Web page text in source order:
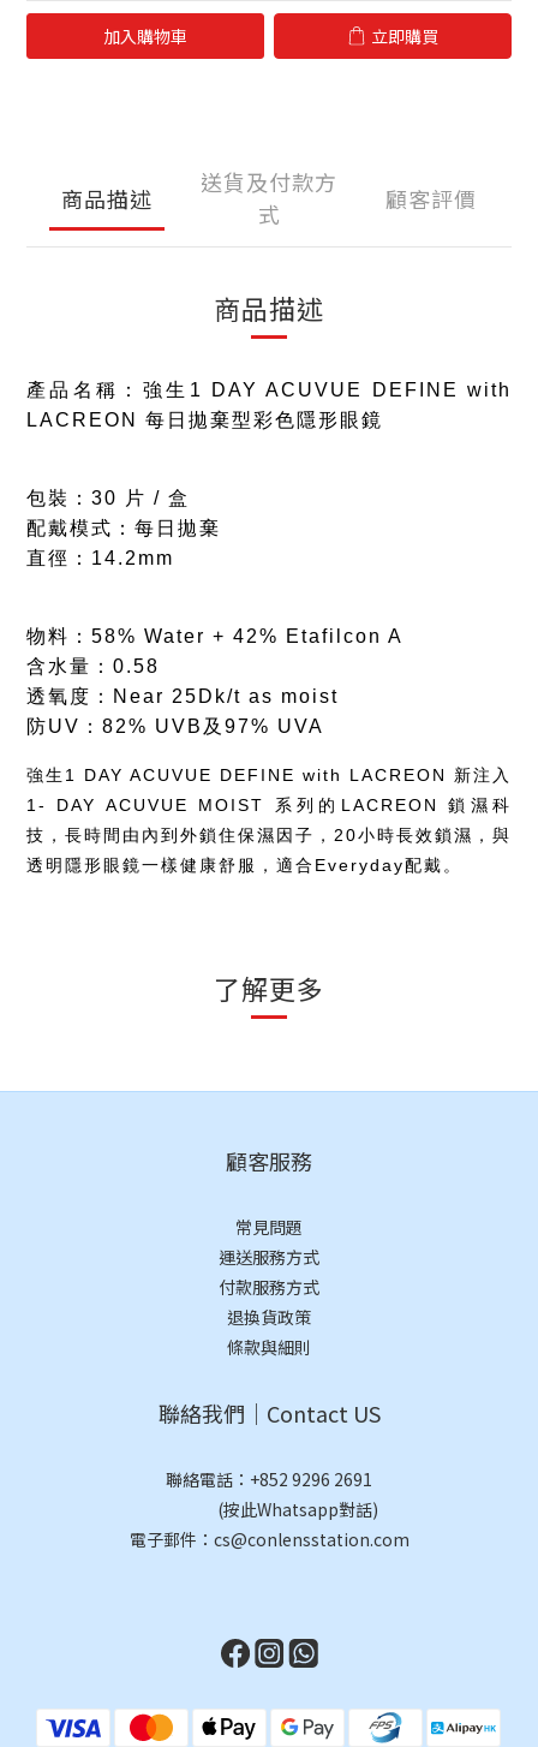
加入購物車 立即購買
商品描述
送貨及付款方
式
顧客評價
商品描述
產品名稱：強生1 DAY ACUVUE DEFINE with
LACREON 每日拋棄型彩色隱形眼鏡
包裝：30 片 / 盒
配戴模式：每日拋棄
直徑：14.2mm
物料：58% Water + 42% Etafilcon A
含水量：0.58
透氧度：Near 25Dk/t as moist
防UV：82% UVB及97% UVA
強生1 DAY ACUVUE DEFINE with LACREON 新注入
1- DAY ACUVUE MOIST 系列的LACREON 鎖濕科
技，長時間由內到外鎖住保濕因子，20小時長效鎖濕，與
透明隱形眼鏡一樣健康舒服，適合Everyday配戴。
了解更多
顧客服務
常見問題
運送服務方式
付款服務方式
退換貨政策
條款與細則
聯絡我們｜Contact US
聯絡電話： +852 9296 2691
(按此Whatsapp對話)
電子郵件：cs@conlensstation.com